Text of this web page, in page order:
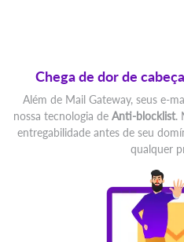
Chega de dor de
Além de Mail Gateway, seus e-
nossa tecnologia de Anti-blocklist.
entregabilidade antes de seu
qualquer